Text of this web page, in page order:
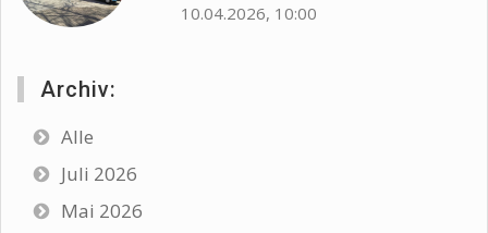
10.04.2026, 10:00
Archiv:
Alle
Juli 2026
Mai 2026